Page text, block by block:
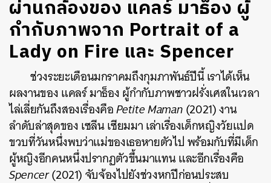
ผ่านกล้องของ แคลร์ มาธ็อง ผู้
กำกับภาพจาก Portrait of a
Lady on Fire และ Spencer
ช่วงระยะเดือนมกราคมถึงกุมภาพันธ์ปีนี้ เราได้เห็น
ผลงานของ แคลร์ มาธ็อง ผู้กำกับภาพชาวฝรั่งเศสในเวลา
ไล่เลี่ยกันถึงสองเรื่องคือPetite Maman(2021) งาน
ลำดับล่าสุดของ เซลีน เซียมมา เล่าเรื่องเด็กหญิงวัยแปด
ขวบที่วันหนึ่งพบว่าแม่ของเธอหายตัวไป พร้อมกับที่มีเด็ก
ผู้หญิงอีกคนหนึ่งปรากฏตัวขึ้นมาแทน และอีกเรื่องคือ
Spencer(2021) จับจ้องไปยังช่วงหกปีก่อนประสบ